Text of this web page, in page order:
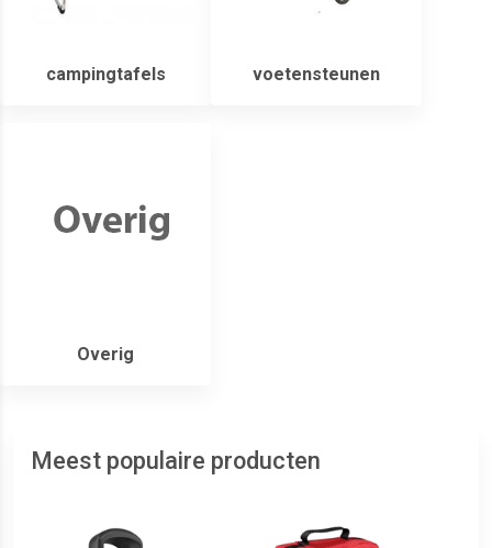
campingtafels voetensteunen
Overig
Meest populaire producten